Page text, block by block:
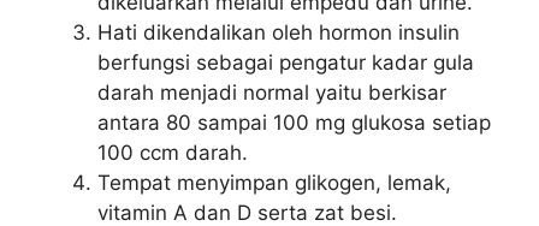
Hati dikendalikan oleh hormon insulin
berfungsi sebagai pengatur kadar gula
darah menjadi normal yaitu berkisar
antara 80 sampai 100 mg glukosa setiap
100 ccm darah.
Tempat menyimpan glikogen, lemak,
vitamin A dan D serta zat besi.